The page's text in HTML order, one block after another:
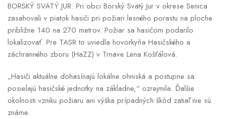
BORSKÝ SVÄTÝ JUR: Pri obci Borský Svätý Jur v okrese Senica
zasahovali v piatok hasiči pri požiari lesného porastu na ploche
približne 140 na 270 metrov. Požiar sa hasičom podarilo
lokalizovať. Pre TASR to uviedla hovorkyňa Hasičského a
záchranného zboru (HaZZ) v Trnave Lena Košťálová.
„Hasiči aktuálne dohasínajú lokálne ohniská a postupne sa
posielajú hasičské jednotky na základne,“ ozrejmila. Ďalšie
okolnosti vzniku požiaru ani výška prípadných škôd zatiaľ nie sú
známe.